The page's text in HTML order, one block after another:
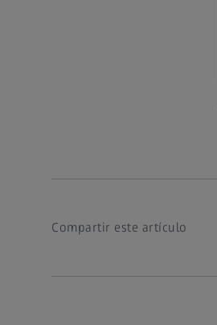
Compartir este artículo